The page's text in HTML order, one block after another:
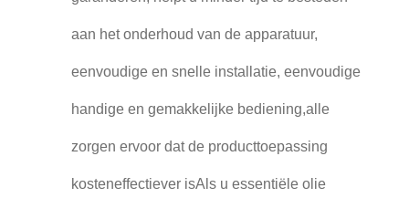
aan het onderhoud van de apparatuur,
eenvoudige en snelle installatie, eenvoudige
handige en gemakkelijke bediening,alle
zorgen ervoor dat de producttoepassing
kosteneffectiever isAls u essentiële olie